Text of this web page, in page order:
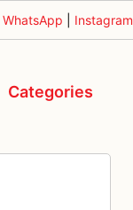
WhatsApp Instagram
Categories